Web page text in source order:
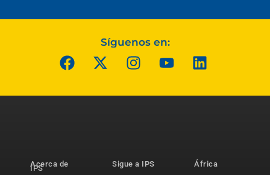
Síguenos en:
Acerca de
IPS
Sigue a IPS
África